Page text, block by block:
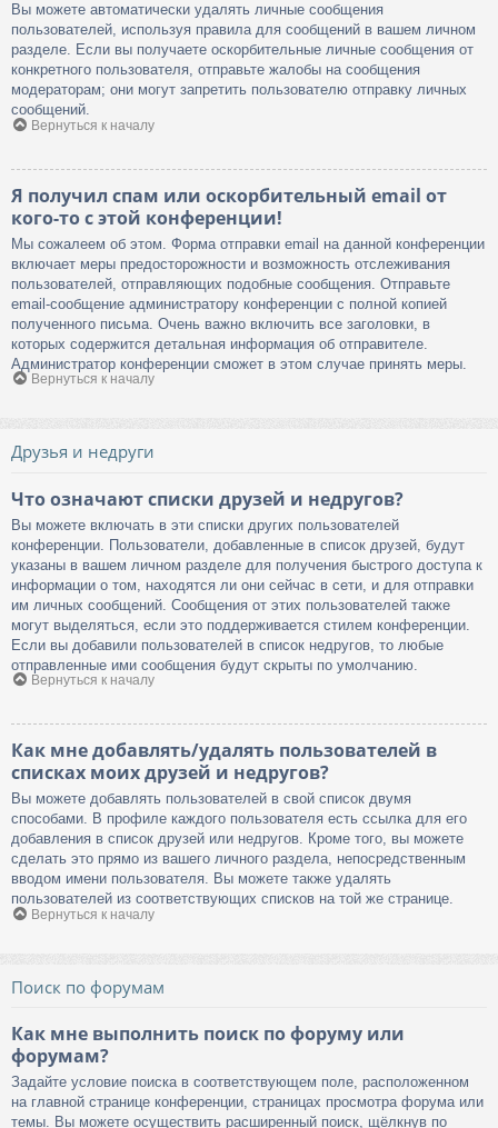
Вы можете автоматически удалять личные сообщения
пользователей, используя правила для сообщений в вашем личном
разделе. Если вы получаете оскорбительные личные сообщения от
конкретного пользователя, отправьте жалобы на сообщения
модераторам; они могут запретить пользователю отправку личных
сообщений.
Вернуться к началу
Я получил спам или оскорбительный email от
кого-то с этой конференции!
Мы сожалеем об этом. Форма отправки email на данной конференции
включает меры предосторожности и возможность отслеживания
пользователей, отправляющих подобные сообщения. Отправьте
email-сообщение администратору конференции с полной копией
полученного письма. Очень важно включить все заголовки, в
которых содержится детальная информация об отправителе.
Администратор конференции сможет в этом случае принять меры.
Вернуться к началу
Друзья и недруги
Что означают списки друзей и недругов?
Вы можете включать в эти списки других пользователей
конференции. Пользователи, добавленные в список друзей, будут
указаны в вашем личном разделе для получения быстрого доступа к
информации о том, находятся ли они сейчас в сети, и для отправки
им личных сообщений. Сообщения от этих пользователей также
могут выделяться, если это поддерживается стилем конференции.
Если вы добавили пользователей в список недругов, то любые
отправленные ими сообщения будут скрыты по умолчанию.
Вернуться к началу
Как мне добавлять/удалять пользователей в
списках моих друзей и недругов?
Вы можете добавлять пользователей в свой список двумя
способами. В профиле каждого пользователя есть ссылка для его
добавления в список друзей или недругов. Кроме того, вы можете
сделать это прямо из вашего личного раздела, непосредственным
вводом имени пользователя. Вы можете также удалять
пользователей из соответствующих списков на той же странице.
Вернуться к началу
Поиск по форумам
Как мне выполнить поиск по форуму или
форумам?
Задайте условие поиска в соответствующем поле, расположенном
на главной странице конференции, страницах просмотра форума или
темы. Вы можете осуществить расширенный поиск, щёлкнув по